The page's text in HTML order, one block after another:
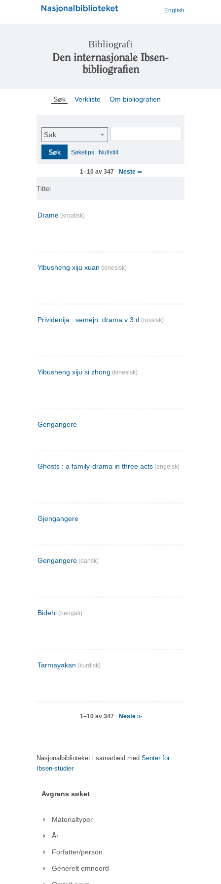
English
Bibliografi
Den internasjonale Ibsen-
bibliografien
Søk Verkliste Om bibliografien
Søk
Søk Søketips Nullstill
1–10 av 347 Neste >>
Tittel
Drame (kroatisk)
Yibusheng xiju xuan (kinesisk)
Prividenija : semejn. drama v 3 d (russisk)
Yibusheng xiju si zhong (kinesisk)
Gengangere
Ghosts : a family-drama in three acts (engelsk)
Gjengangere
Gengangere (dansk)
Bidehi (bengali)
Tarmayakan (kurdisk)
1–10 av 347 Neste >>
Nasjonalbiblioteket i samarbeid med Senter for
Ibsen-studier
Avgrens søket
Materialtyper
År
Forfatter/person
Generelt emneord